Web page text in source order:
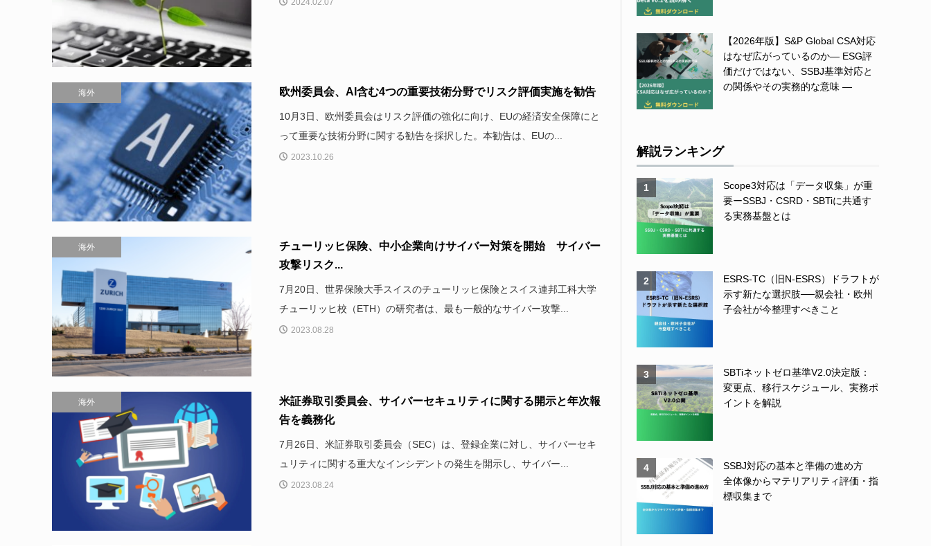
2024.02.07
海外 欧州委員会、AI含む4つの重要技術分野でリスク評価実施を勧告
10月3日、欧州委員会はリスク評価の強化に向け、EUの経済安全保障にと
って重要な技術分野に関する勧告を採択した。本勧告は、EUの...
2023.10.26
海外
チューリッヒ保険、中小企業向けサイバー対策を開始 サイバー
攻撃リスク...
7月20日、世界保険大手スイスのチューリッヒ保険とスイス連邦工科大学
チューリッヒ校（ETH）の研究者は、最も一般的なサイバー攻撃...
2023.08.28
海外
米証券取引委員会、サイバーセキュリティに関する開示と年次報
告を義務化
7月26日、米証券取引委員会（SEC）は、登録企業に対し、サイバーセキ
ュリティに関する重大なインシデントの発生を開示し、サイバー...
2023.08.24
【2026年版】S&P Global CSA対応
はなぜ広がっているのか― ESG評
価だけではない、SSBJ基準対応と
の関係やその実務的な意味 ―
解説ランキング
1
Scope3対応は「データ収集」が重
要ーSSBJ・CSRD・SBTiに共通す
る実務基盤とは
2
ESRS-TC（旧N-ESRS）ドラフトが
示す新たな選択肢──親会社・欧州
子会社が今整理すべきこと
3
SBTiネットゼロ基準V2.0決定版：
変更点、移行スケジュール、実務ポ
イントを解説
4
SSBJ対応の基本と準備の進め方
全体像からマテリアリティ評価・指
標収集まで